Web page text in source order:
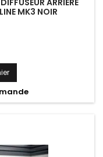
ARRIERE
MK3 NOIR